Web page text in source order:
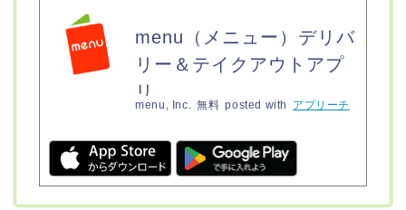
menu（メニュー）デリバ
リー＆テイクアウトアプ
リ
menu, Inc. 無料 posted with アプリーチ